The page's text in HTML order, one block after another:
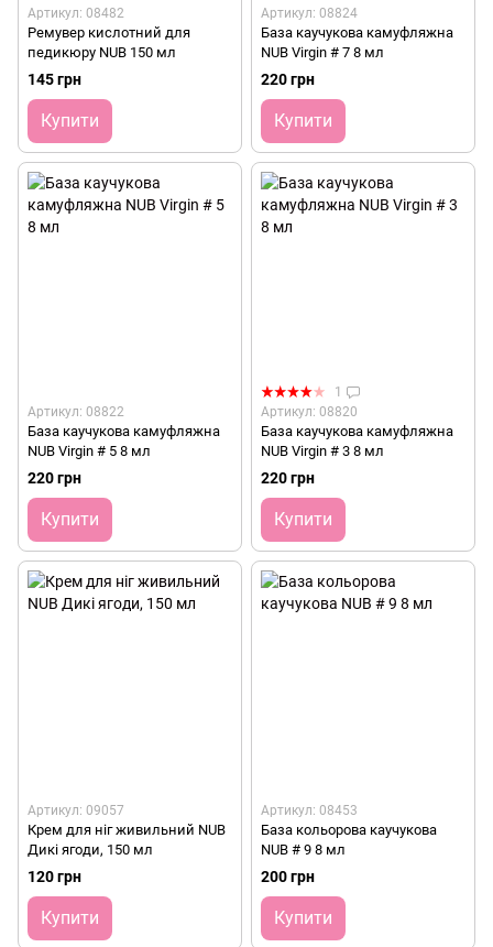
Артикул: 08482
Ремувер кислотний для
педикюру NUB 150 мл
145 грн
Купити
Артикул: 08824
База каучукова камуфляжна
NUB Virgin # 7 8 мл
220 грн
Купити
Артикул: 08822
База каучукова камуфляжна
NUB Virgin # 5 8 мл
220 грн
Купити
1
Артикул: 08820
База каучукова камуфляжна
NUB Virgin # 3 8 мл
220 грн
Купити
Артикул: 09057
Крем для ніг живильний NUB
Дикі ягоди, 150 мл
120 грн
Купити
Артикул: 08453
База кольорова каучукова
NUB # 9 8 мл
200 грн
Купити